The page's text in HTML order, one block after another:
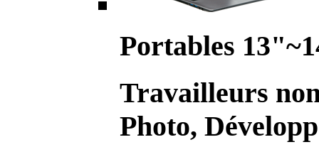
Portables
Travailleurs
Photo,